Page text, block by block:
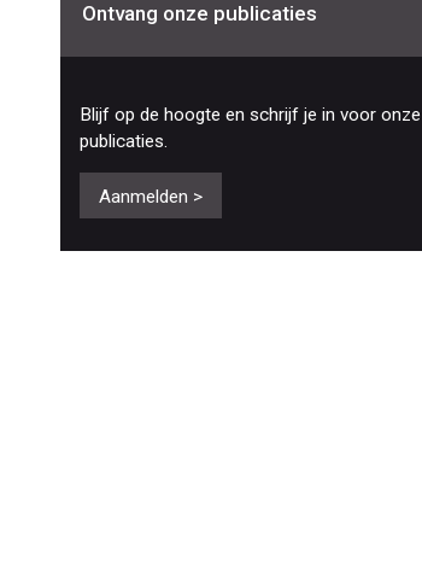
Ontvang onze publicaties
Blijf op de hoogte en schrijf je in voor onze
publicaties.
Aanmelden >